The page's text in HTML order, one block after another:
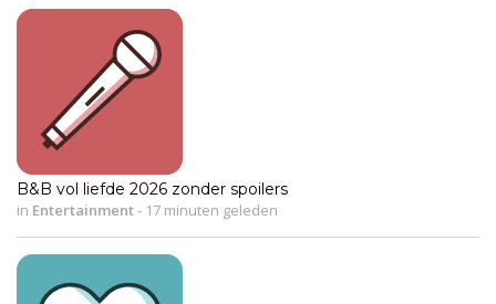
B&B vol liefde 2026 zonder spoilers
in Entertainment- 17 minuten geleden